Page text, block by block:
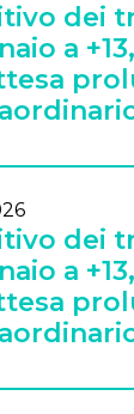
dei
a
dei
a